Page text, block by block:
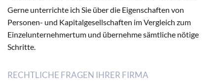
Gerne unterrichte ich Sie über die Eigenschaften von
Personen- und Kapitalgesellschaften im Vergleich zum
Einzelunternehmertum und übernehme sämtliche nötige
Schritte.
RECHTLICHE FRAGEN IHRER FIRMA